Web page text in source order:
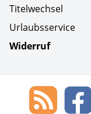
Titelwechsel
Urlaubsservice
Widerruf
Social Media
Blog
des